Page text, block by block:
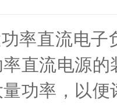
直流电子
直流电源
功率，以